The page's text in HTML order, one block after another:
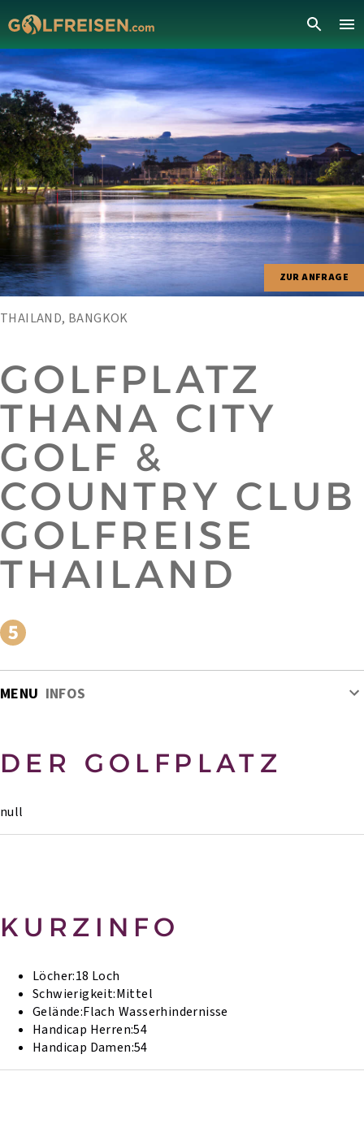
ZUR ANFRAGE
THAILAND, BANGKOK
GOLFPLATZ
THANA CITY
GOLF &
COUNTRY CLUB
GOLFREISE
THAILAND
MENU INFOS
DER GOLFPLATZ
null
KURZINFO
Löcher:18 Loch
Schwierigkeit:Mittel
Gelände:Flach Wasserhindernisse
Handicap Herren:54
Handicap Damen:54